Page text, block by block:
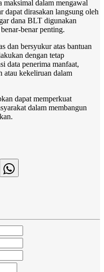
maksimal dalam mengawal
dapat dirasakan langsung oleh
dana BLT digunakan
benar penting.
dan bersyukur atas bantuan
dengan tetap
data penerima manfaat,
atau kekeliruan dalam
dapat memperkuat
dalam membangun